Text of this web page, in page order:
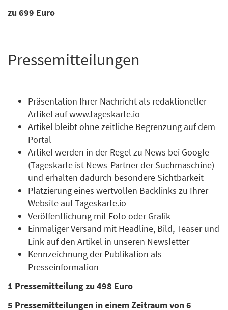
zu 699 Euro
Pressemitteilungen
Präsentation Ihrer Nachricht als redaktioneller
Artikel auf www.tageskarte.io
Artikel bleibt ohne zeitliche Begrenzung auf dem
Portal
Artikel werden in der Regel zu News bei Google
(Tageskarte ist News-Partner der Suchmaschine)
und erhalten dadurch besondere Sichtbarkeit
Platzierung eines wertvollen Backlinks zu Ihrer
Website auf Tageskarte.io
Veröffentlichung mit Foto oder Grafik
Einmaliger Versand mit Headline, Bild, Teaser und
Link auf den Artikel in unseren Newsletter
Kennzeichnung der Publikation als
Presseinformation
1 Pressemitteilung zu 498 Euro
5 Pressemitteilungen in einem Zeitraum von 6